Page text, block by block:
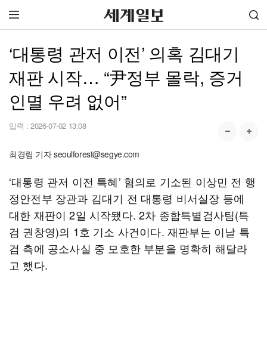
‘대통령 관저 이전’ 의혹 김대기
재판 시작… “尹정부 몰락, 증거
인멸 우려 없어”
입력 : 2026-07-02 13:08
최경림 기자 seoulforest@segye.com
‘대통령 관저 이전 특혜’ 혐의로 기소된 이상민 전 행
정안전부 장관과 김대기 전 대통령 비서실장 등에
대한 재판이 2일 시작됐다. 2차 종합특별검사팀(특
검 권창영)의 1호 기소 사건이다. 재판부는 이날 특
검 측에 공소사실 중 모호한 부분을 명확히 해달라
고 했다.